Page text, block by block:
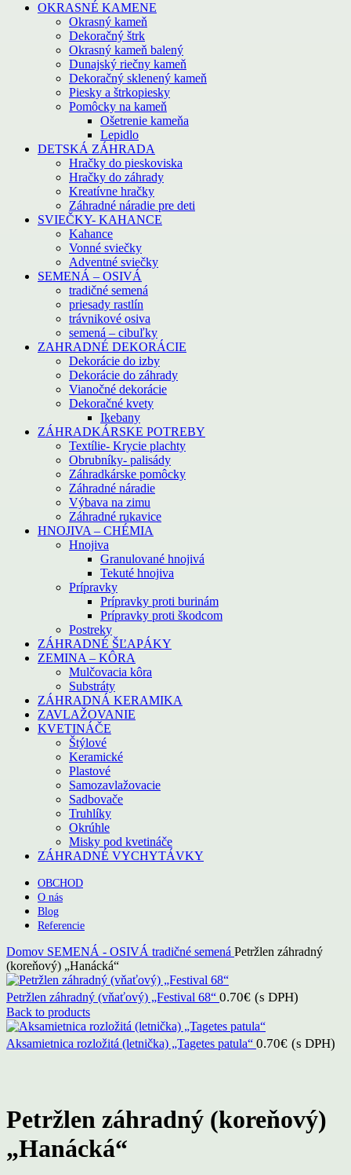
OKRASNÉ KAMENE
Okrasný kameň
Dekoračný štrk
Okrasný kameň balený
Dunajský riečny kameň
Dekoračný sklenený kameň
Piesky a štrkopiesky
Pomôcky na kameň
Ošetrenie kameňa
Lepidlo
DETSKÁ ZÁHRADA
Hračky do pieskoviska
Hračky do záhrady
Kreatívne hračky
Záhradné náradie pre deti
SVIEČKY- KAHANCE
Kahance
Vonné sviečky
Adventné sviečky
SEMENÁ – OSIVÁ
tradičné semená
priesady rastlín
trávnikové osiva
semená – cibuľky
ZAHRADNÉ DEKORÁCIE
Dekorácie do izby
Dekorácie do záhrady
Vianočné dekorácie
Dekoračné kvety
Ikebany
ZÁHRADKÁRSKE POTREBY
Textílie- Krycie plachty
Obrubníky- palisády
Záhradkárske pomôcky
Záhradné náradie
Výbava na zimu
Záhradné rukavice
HNOJIVA – CHÉMIA
Hnojiva
Granulované hnojivá
Tekuté hnojiva
Prípravky
Prípravky proti burinám
Prípravky proti škodcom
Postreky
ZÁHRADNÉ ŠĽAPÁKY
ZEMINA – KÔRA
Mulčovacia kôra
Substráty
ZÁHRADNÁ KERAMIKA
ZAVLAŽOVANIE
KVETINÁČE
Štýlové
Keramické
Plastové
Samozavlažovacie
Sadbovače
Truhlíky
Okrúhle
Misky pod kvetináče
ZÁHRADNÉ VYCHYTÁVKY
OBCHOD
O nás
Blog
Referencie
Domov SEMENÁ - OSIVÁ tradičné semená Petržlen záhradný
(koreňový) „Hanácká“
Petržlen záhradný (vňaťový) „Festival 68“ 0.70€ (s DPH)
Back to products
Aksamietnica rozložitá (letnička) „Tagetes patula“ 0.70€ (s DPH)
Petržlen záhradný (koreňový)
„Hanácká“